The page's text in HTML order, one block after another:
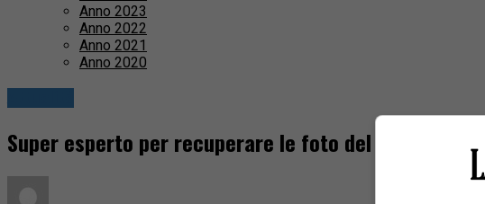
Anno 2023
Anno 2022
Anno 2021
Anno 2020
Super esperto per recuperare le foto del piccolo